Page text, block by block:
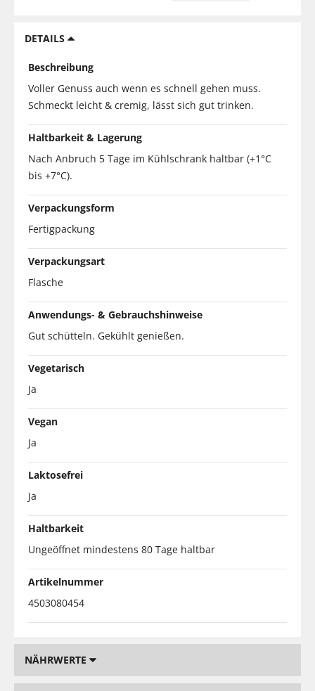
DETAILS
Beschreibung
Voller Genuss auch wenn es schnell gehen muss.
Schmeckt leicht & cremig, lässt sich gut trinken.
Haltbarkeit & Lagerung
Nach Anbruch 5 Tage im Kühlschrank haltbar (+1°C
bis +7°C).
Verpackungsform
Fertigpackung
Verpackungsart
Flasche
Anwendungs- & Gebrauchshinweise
Gut schütteln. Gekühlt genießen.
Vegetarisch
Ja
Vegan
Ja
Laktosefrei
Ja
Haltbarkeit
Ungeöffnet mindestens 80 Tage haltbar
Artikelnummer
4503080454
NÄHRWERTE